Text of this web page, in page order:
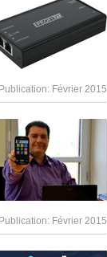
Février 2015
Février 2015